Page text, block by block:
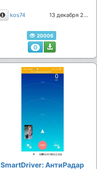
Описание
kos74 13 декабря 2024
20006
0
SmartDriver: АнтиРадар